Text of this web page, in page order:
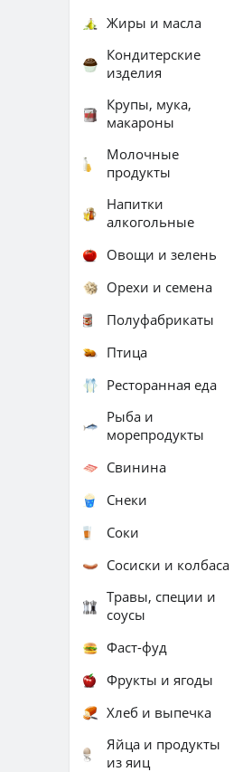
Жиры и масла
Кондитерские
изделия
Крупы, мука,
макароны
Молочные
продукты
Напитки
алкогольные
Овощи и зелень
Орехи и семена
Полуфабрикаты
Птица
Ресторанная еда
Рыба и
морепродукты
Свинина
Снеки
Соки
Сосиски и колбаса
Травы, специи и
соусы
Фаст-фуд
Фрукты и ягоды
Хлеб и выпечка
Яйца и продукты
из яиц